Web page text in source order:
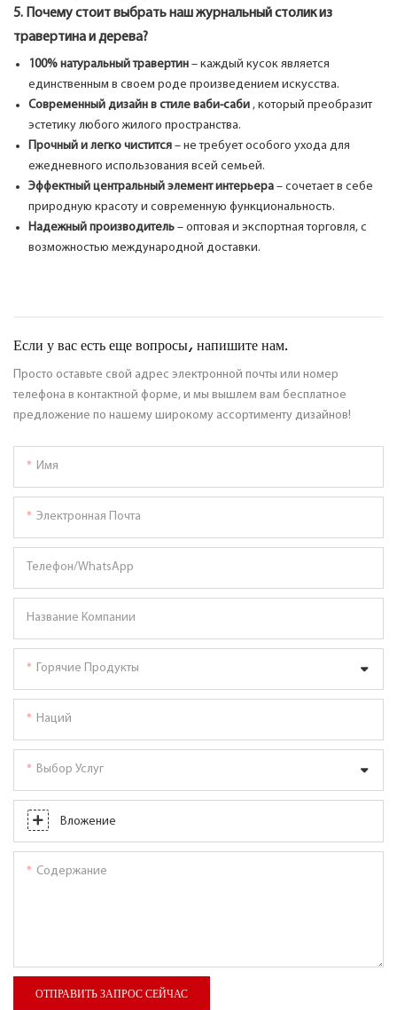
5. Почему стоит выбрать наш журнальный столик из
травертина и дерева?
100% натуральный травертин– каждый кусок является
единственным в своем роде произведением искусства.
Современный дизайн в стиле ваби-саби, который преобразит
эстетику любого жилого пространства.
Прочный и легко чистится– не требует особого ухода для
ежедневного использования всей семьей.
Эффектный центральный элемент интерьера– сочетает в себе
природную красоту и современную функциональность.
Надежный производитель– оптовая и экспортная торговля, с
возможностью международной доставки.
Если у вас есть еще вопросы, напишите нам.
Просто оставьте свой адрес электронной почты или номер
телефона в контактной форме, и мы вышлем вам бесплатное
предложение по нашему широкому ассортименту дизайнов!
Имя
Электронная Почта
Телефон/WhatsApp
Название Компании
Горячие Продукты
Наций
Выбор Услуг
Вложение
Содержание
ОТПРАВИТЬ ЗАПРОС СЕЙЧАС